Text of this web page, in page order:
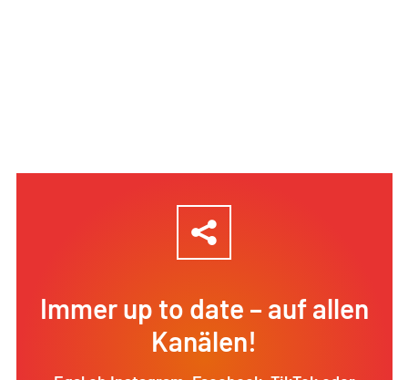
Immer up to date – auf allen
Kanälen!